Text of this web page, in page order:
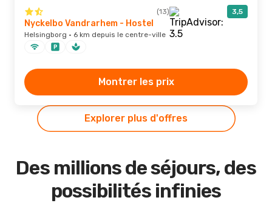
(13) 3,5
Nyckelbo Vandrarhem - Hostel
Helsingborg · 6 km depuis le centre-ville
Montrer les prix
Explorer plus d'offres
Des millions de séjours, des
possibilités infinies